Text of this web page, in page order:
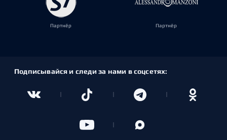
Партнёр Партнёр
Подписывайся и следи за нами в соцсетях: